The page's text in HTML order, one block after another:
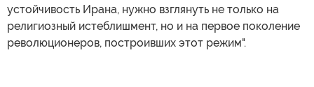
устойчивость Ирана, нужно взглянуть не только на
религиозный истеблишмент, но и на первое поколение
революционеров, построивших этот режим".